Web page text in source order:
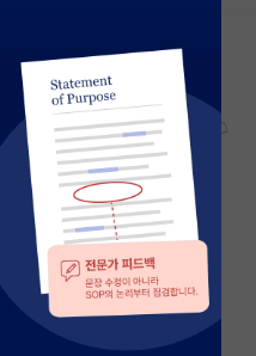
것 같네요